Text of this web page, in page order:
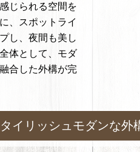
じられる空間を
、スポットライ
し、夜間も美し
体として、モダ
合した外構が完
イリッシュモダンな外